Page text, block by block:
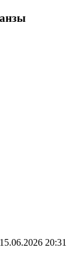
15.06.2026 20:31